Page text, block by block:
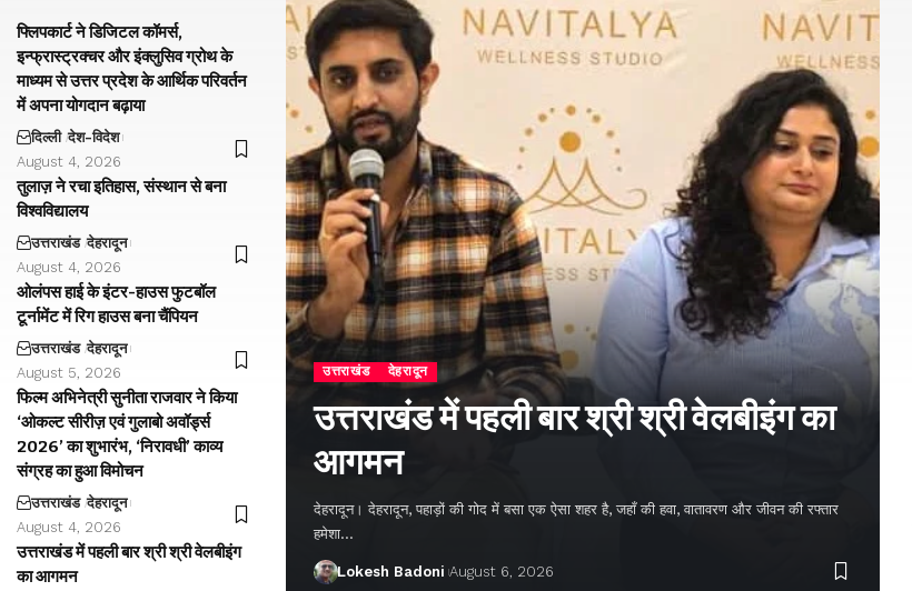
फ्लिपकार्ट ने डिजिटल कॉमर्स,
इन्फ्रास्ट्रक्चर और इंक्लुसिव ग्रोथ के
माध्यम से उत्तर प्रदेश के आर्थिक परिवर्तन
में अपना योगदान बढ़ाया
दिल्ली देश-विदेश
August 4, 2026
तुलाज़ ने रचा इतिहास, संस्थान से बना
विश्वविद्यालय
उत्तराखंड देहरादून
August 4, 2026
ओलंपस हाई के इंटर-हाउस फुटबॉल
टूर्नामेंट में रिग हाउस बना चैंपियन
उत्तराखंड देहरादून
August 5, 2026
फिल्म अभिनेत्री सुनीता राजवार ने किया
‘ओकल्ट सीरीज़ एवं गुलाबो अवॉर्ड्स
2026’ का शुभारंभ, ‘निरावधी’ काव्य
संग्रह का हुआ विमोचन
उत्तराखंड देहरादून
August 4, 2026
उत्तराखंड में पहली बार श्री श्री वेलबीइंग
का आगमन
उत्तराखंड देहरादून
उत्तराखंड में पहली बार श्री श्री वेलबीइंग का
आगमन
देहरादून। देहरादून, पहाड़ों की गोद में बसा एक ऐसा शहर है, जहाँ की हवा, वातावरण और जीवन की रफ्तार
हमेशा…
Lokesh Badoni August 6, 2026